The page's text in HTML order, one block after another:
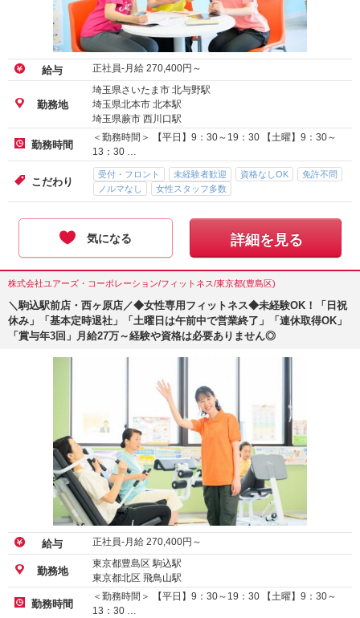
給与 正社員-月給 270,400円～
勤務地
埼玉県さいたま市 北与野駅
埼玉県北本市 北本駅
埼玉県蕨市 西川口駅
勤務時間
＜勤務時間＞ 【平日】9：30～19：30 【土曜】9：30～
13：30 …
こだわり
受付・フロント 未経験者歓迎 資格なしOK
免許不問
ノルマなし
女性スタッフ多数
気になる 詳細を見る
株式会社ユアーズ・コーポレーション/フィットネス/東京都(豊島区)
＼駒込駅前店・西ヶ原店／◆女性専用フィットネス◆未経験OK！「日祝
休み」「基本定時退社」「土曜日は午前中で営業終了」「連休取得OK」
「賞与年3回」月給27万～経験や資格は必要ありません◎
給与 正社員-月給 270,400円～
勤務地
東京都豊島区 駒込駅
東京都北区 飛鳥山駅
勤務時間
＜勤務時間＞ 【平日】9：30～19：30 【土曜】9：30～
13：30 …